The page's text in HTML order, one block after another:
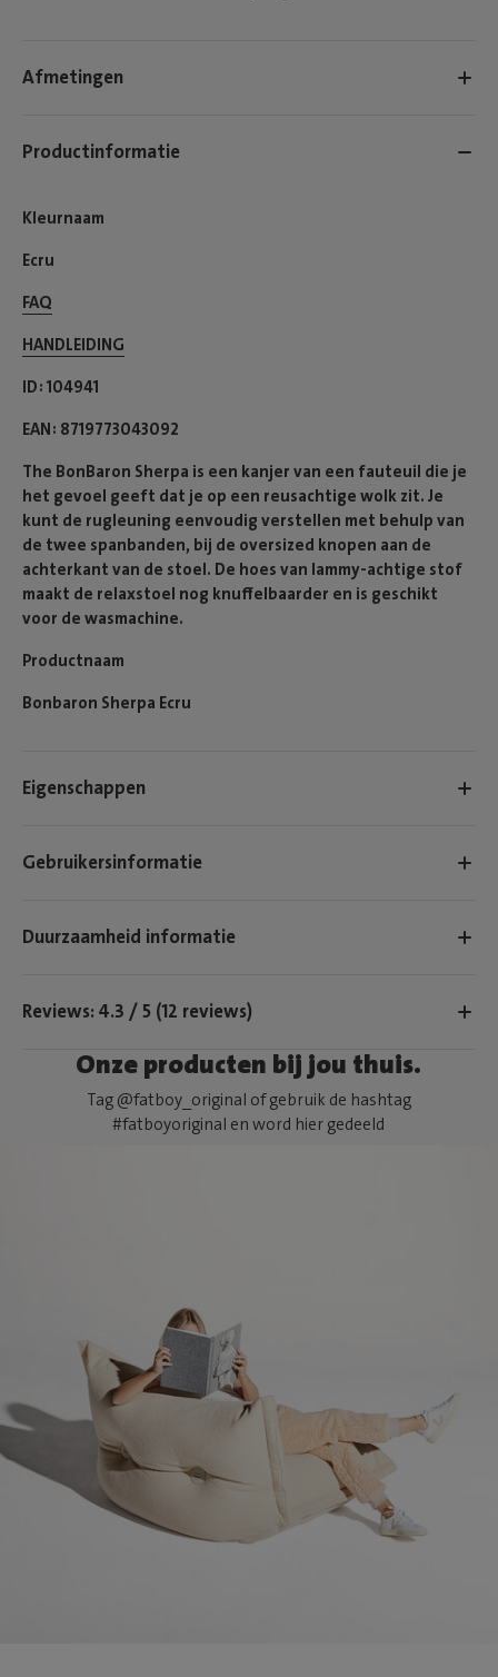
Afmetingen
Productinformatie
Kleurnaam
Ecru
FAQ
HANDLEIDING
ID 104941
EAN 8719773043092
The BonBaron Sherpa is een kanjer van een fauteuil die je
het gevoel geeft dat je op een reusachtige wolk zit. Je
kunt de rugleuning eenvoudig verstellen met behulp van
de twee spanbanden, bij de oversized knopen aan de
achterkant van de stoel. De hoes van lammy-achtige stof
maakt de relaxstoel nog knuffelbaarder en is geschikt
voor de wasmachine.
Productnaam
Bonbaron Sherpa Ecru
Eigenschappen
Gebruikersinformatie
Duurzaamheid informatie
Reviews: 4.3 / 5 (12 reviews)
Onze producten bij jou thuis.
Tag @fatboy_original of gebruik de hashtag
#fatboyoriginal en word hier gedeeld